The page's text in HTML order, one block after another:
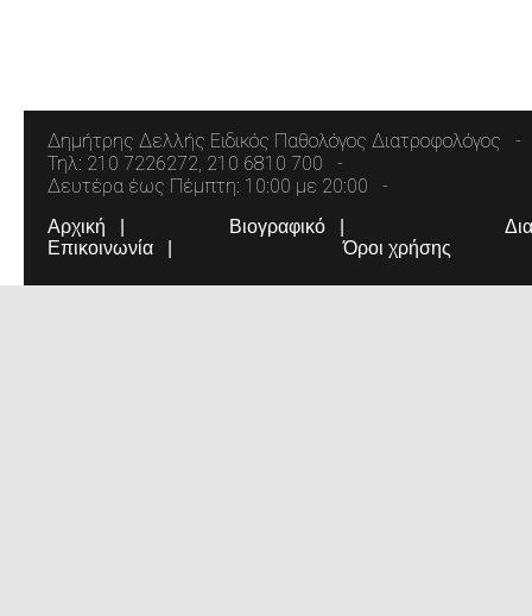
Δημήτρης Δελλής Ειδικός Παθολόγος Διατροφολόγος
Τηλ: 210 7226272, 210 6810 700
Δευτέρα έως Πέμπτη: 10:00 με 20:00
Αρχική Βιογραφικό
Επικοινωνία
Όροι χρήσης